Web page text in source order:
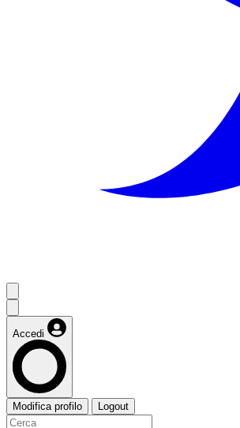
Accedi
Modifica profilo Logout